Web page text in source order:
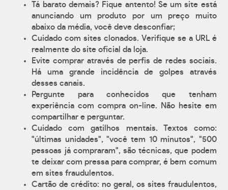
Tá barato demais? Fique antento! Se um site está
anunciando um produto por um preço muito
abaixo da média, você deve desconfiar;
Cuidado com sites clonados. Verifique se a URL é
realmente do site oficial da loja.
Evite comprar através de perfis de redes sociais.
Há uma grande incidência de golpes através
desses canais.
Pergunte para conhecidos que tenham
experiência com compra on-line. Não hesite em
compartilhar e perguntar.
Cuidado com gatilhos mentais. Textos como:
"últimas unidades", "você tem 10 minutos", "500
pessoas já compraram", são técnicas, que podem
te deixar com pressa para comprar, é bem comum
em sites fraudulentos.
Cartão de crédito: no geral, os sites fraudulentos,